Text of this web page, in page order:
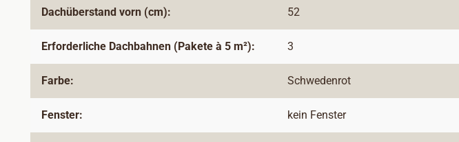
Dachüberstand vorn (cm): 52
Erforderliche Dachbahnen (Pakete à 5 m²): 3
Farbe: Schwedenrot
Fenster: kein Fenster